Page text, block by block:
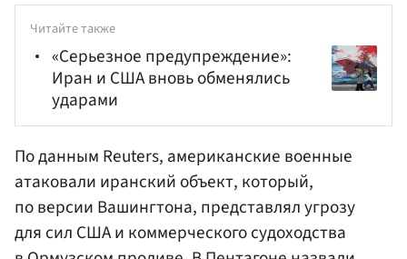
Читайте также
«Серьезное предупреждение»:
Иран и США вновь обменялись
ударами
По данным Reuters, американские военные
атаковали иранский объект, который,
по версии Вашингтона, представлял угрозу
для сил США и коммерческого судоходства